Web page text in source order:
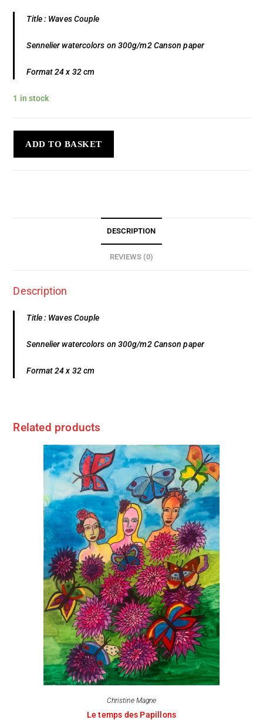
Title : Waves Couple
Sennelier watercolors on 300g/m2 Canson paper
Format 24 x 32 cm
1 in stock
ADD TO BASKET
DESCRIPTION
REVIEWS (0)
Description
Title : Waves Couple
Sennelier watercolors on 300g/m2 Canson paper
Format 24 x 32 cm
Related products
Christine Magne
Le temps des Papillons